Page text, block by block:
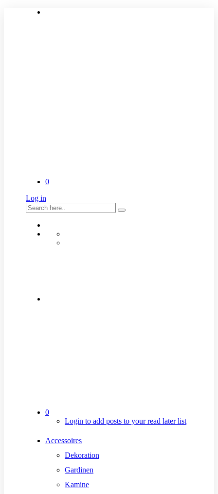
0
Log in
0
Login to add posts to your read later list
Accessoires
Dekoration
Gardinen
Kamine